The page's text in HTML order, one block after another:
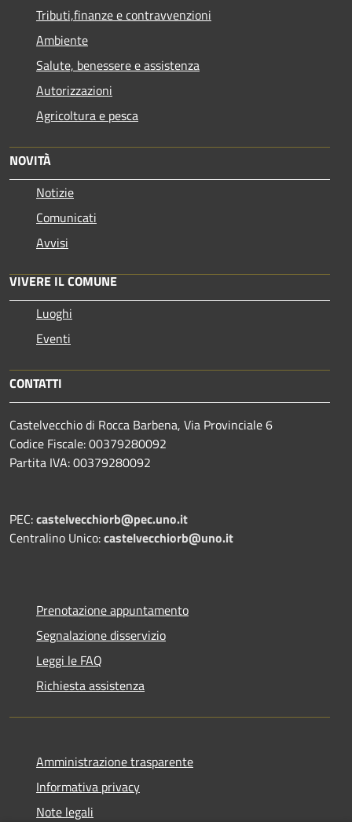
Tributi,finanze e contravvenzioni
Ambiente
Salute, benessere e assistenza
Autorizzazioni
Agricoltura e pesca
NOVITÀ
Notizie
Comunicati
Avvisi
VIVERE IL COMUNE
Luoghi
Eventi
CONTATTI
Castelvecchio di Rocca Barbena, Via Provinciale 6
Codice Fiscale: 00379280092
Partita IVA: 00379280092
PEC:castelvecchiorb@pec.uno.it
Centralino Unico:castelvecchiorb@uno.it
Prenotazione appuntamento
Segnalazione disservizio
Leggi le FAQ
Richiesta assistenza
Amministrazione trasparente
Informativa privacy
Note legali